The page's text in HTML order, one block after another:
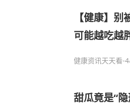
【健康】
可能越吃越
健康资讯天天看-
甜瓜竟是“